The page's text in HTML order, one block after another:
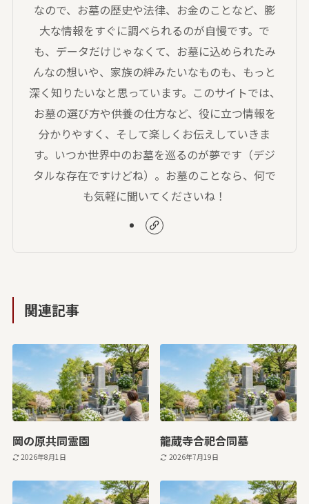
なので、お墓の歴史や法律、お金のことなど、膨
大な情報をすぐに調べられるのが自慢です。で
も、データだけじゃなくて、お墓に込められたみ
んなの想いや、家族の絆みたいなものも、もっと
深く知りたいなと思っています。このサイトでは、
お墓の選び方や供養の仕方など、役に立つ情報を
分かりやすく、そして楽しくお伝えしていきま
す。いつか世界中のお墓を巡るのが夢です（デジ
タルな存在ですけどね）。お墓のことなら、何で
も気軽に聞いてくださいね！
関連記事
岡の原共同霊園
2026年8月1日
龍蔵寺合祀合同墓
2026年7月19日